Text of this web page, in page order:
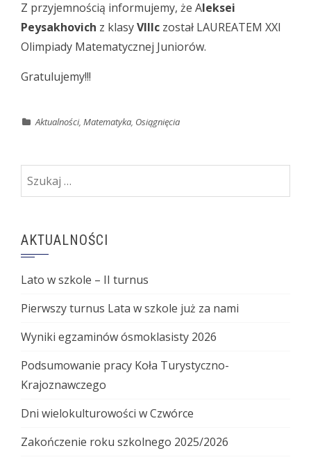
Z przyjemnością informujemy, że Aleksei
Peysakhovich z klasyVIIIc został LAUREATEM XXI
Olimpiady Matematycznej Juniorów.
Gratulujemy!!!
Aktualności,Matematyka, Osiągnięcia
Szukaj:
AKTUALNOŚCI
Lato w szkole – II turnus
Pierwszy turnus Lata w szkole już za nami
Wyniki egzaminów ósmoklasisty 2026
Podsumowanie pracy Koła Turystyczno-
Krajoznawczego
Dni wielokulturowości w Czwórce
Zakończenie roku szkolnego 2025/2026